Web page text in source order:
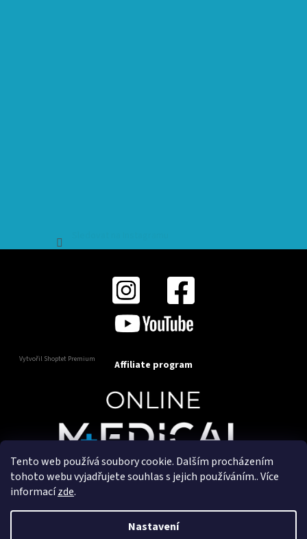
Tento web používá soubory cookie. Dalším procházením
tohoto webu vyjadřujete souhlas s jejich používáním.. Více
informacízde.
Nastavení
Vytvořil Shoptet Premium Affiliate program
Copyright 2025OnlineMedical.cz. Všechna práva
Vytvořil a marketingově zajišťuje